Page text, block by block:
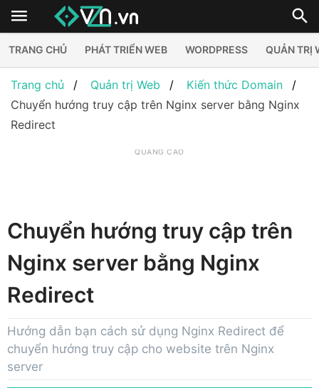
TRANG CHỦ PHÁT TRIỂN WEB WORDPRESS QUẢN TRỊ
Trang chủ Quản trị Web
Kiến thức Domain
Chuyển hướng truy cập trên Nginx server bằng Nginx
Redirect
QUẢNG CÁO
Chuyển hướng truy cập trên
Nginx server bằng Nginx
Redirect
Hướng dẫn bạn cách sử dụng Nginx Redirect để
chuyển hướng truy cập cho website trên Nginx
server